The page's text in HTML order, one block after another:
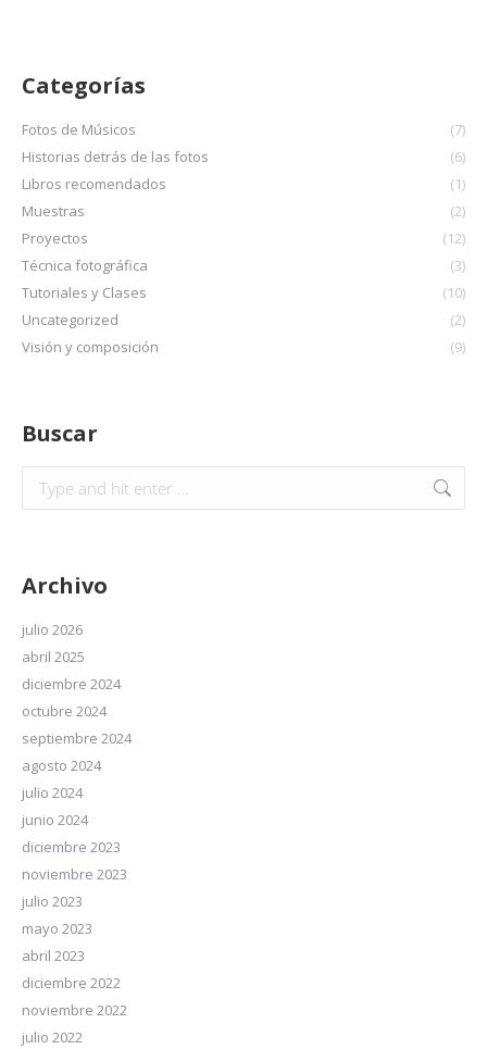
Categorías
Fotos de Músicos
(7)
Historias detrás de las fotos
(6)
Libros recomendados
(1)
Muestras
(2)
Proyectos
(12)
Técnica fotográfica
(3)
Tutoriales y Clases
(10)
Uncategorized
(2)
Visión y composición
(9)
Buscar
Archivo
julio 2026
abril 2025
diciembre 2024
octubre 2024
septiembre 2024
agosto 2024
julio 2024
junio 2024
diciembre 2023
noviembre 2023
julio 2023
mayo 2023
abril 2023
diciembre 2022
noviembre 2022
julio 2022